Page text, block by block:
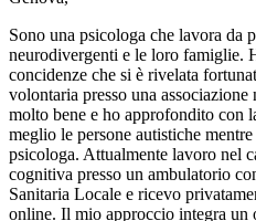
Sono una psicologa che lavora da
neurodivergenti e le loro famiglie.
concidenze che si è rivelata
volontaria presso una
molto bene e ho approfondito con
meglio le persone autistiche
psicologa. Attualmente lavoro nel
cognitiva presso un ambulatorio
Sanitaria Locale e ricevo
online. Il mio approccio integra un